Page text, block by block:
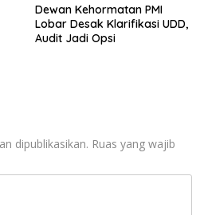
Dewan Kehormatan PMI
Lobar Desak Klarifikasi UDD,
Audit Jadi Opsi
dipublikasikan. Ruas yang wajib